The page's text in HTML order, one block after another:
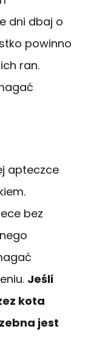
dni dbaj o
powinno
ran.
apteczce
bez
Jeśli
kota
jest